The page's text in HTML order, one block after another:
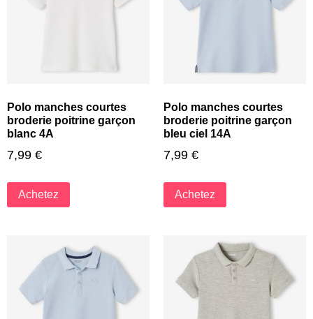
Polo manches courtes
broderie poitrine garçon
blanc 4A
7,99 €
Achetez
Polo manches courtes
broderie poitrine garçon
bleu ciel 14A
7,99 €
Achetez